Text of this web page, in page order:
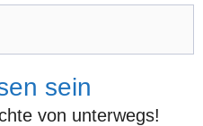
sein
von unterwegs!